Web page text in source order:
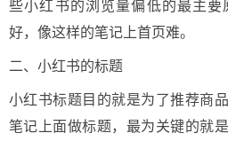
些小红书的浏览量偏低的最主
好，像这样的笔记上首页难。
二、小红书的标题
小红书标题目的就是为了推荐商
笔记上面做标题，最为关键的就